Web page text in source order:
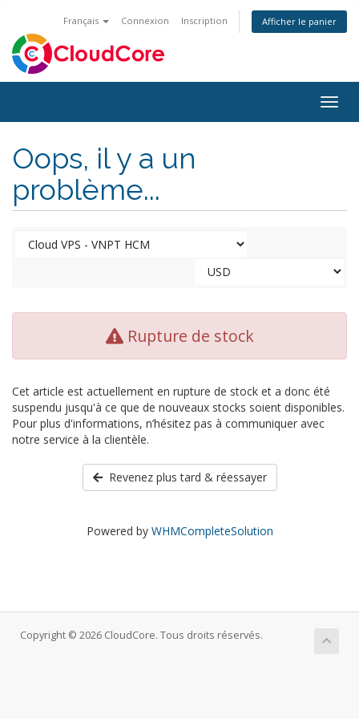
Français Connexion Inscription Afficher le panier
Oops, il y a un
problème...
Rupture de stock
Cet article est actuellement en rupture de stock et a donc été
suspendu jusqu'à ce que de nouveaux stocks soient disponibles.
Pour plus d'informations, n’hésitez pas à communiquer avec
notre service à la clientèle.
Revenez plus tard & réessayer
Powered by WHMCompleteSolution
Copyright © 2026 CloudCore. Tous droits réservés.